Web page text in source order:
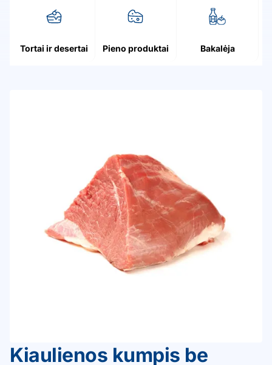
Tortai ir desertai Pieno produktai Bakalėja
Kiaulienos kumpis be